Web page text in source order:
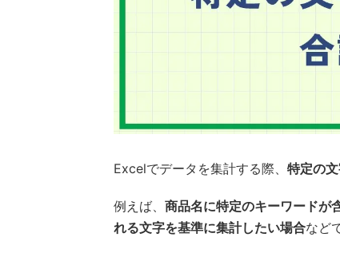
Excelでデータを集計する際、 特定の
例えば、 商品名に特定のキーワードが
れる文字を基準に集計したい場合など